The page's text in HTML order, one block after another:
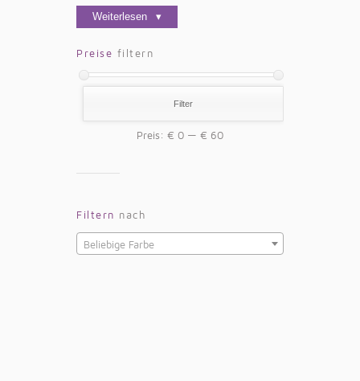
Weiterlesen
Preise filtern
Filter
Preis: € 0 — € 60
Filtern nach
Beliebige Farbe